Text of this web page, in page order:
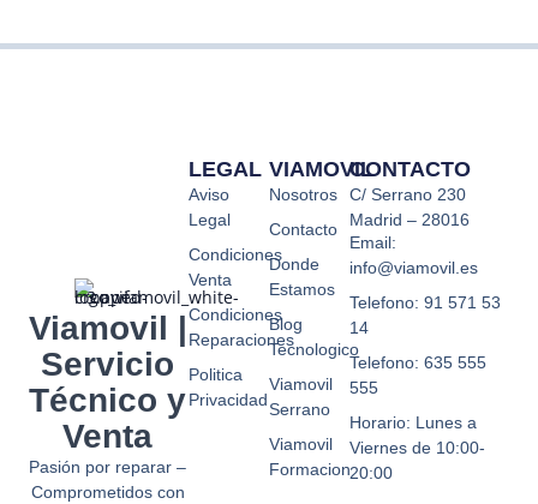
Viamovil |
Servicio
Técnico y
Venta
Pasión por reparar –
Comprometidos con
VIAMOVIL
Nosotros
Contacto
Donde
Estamos
Blog
Tecnologico
Viamovil
Serrano
Viamovil
Formacion
LEGAL
Aviso
Legal
Condiciones
Venta
Condiciones
Reparaciones
Politica
Privacidad
CONTACTO
C/ Serrano 230
Madrid – 28016
Email:
info@viamovil.es
Telefono: 91 571 53
14
Telefono: 635 555
555
Horario: Lunes a
Viernes de 10:00-
20:00